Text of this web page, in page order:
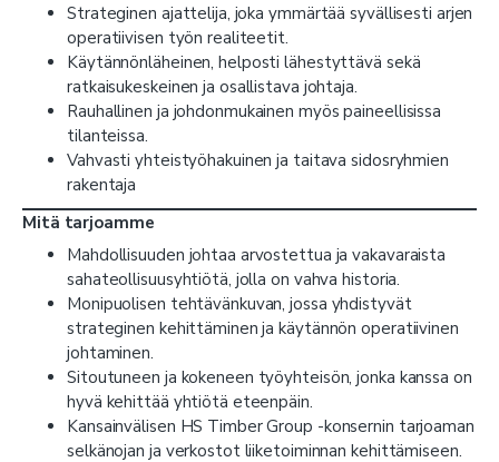
Strateginen ajattelija, joka ymmärtää syvällisesti arjen
operatiivisen työn realiteetit.
Käytännönläheinen, helposti lähestyttävä sekä
ratkaisukeskeinen ja osallistava johtaja.
Rauhallinen ja johdonmukainen myös paineellisissa
tilanteissa.
Vahvasti yhteistyöhakuinen ja taitava sidosryhmien
rakentaja
Mitä tarjoamme
Mahdollisuuden johtaa arvostettua ja vakavaraista
sahateollisuusyhtiötä, jolla on vahva historia.
Monipuolisen tehtävänkuvan, jossa yhdistyvät
strateginen kehittäminen ja käytännön operatiivinen
johtaminen.
Sitoutuneen ja kokeneen työyhteisön, jonka kanssa on
hyvä kehittää yhtiötä eteenpäin.
Kansainvälisen HS Timber Group -konsernin tarjoaman
selkänojan ja verkostot liiketoiminnan kehittämiseen.